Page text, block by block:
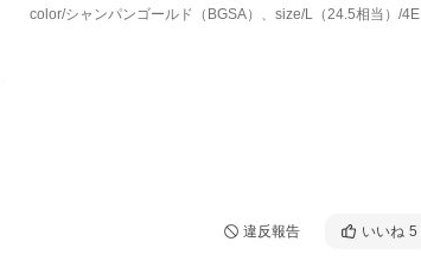
color/シャンパンゴールド（BGSA）、size/L（24.5相当）/4E
違反報告 いいね 5